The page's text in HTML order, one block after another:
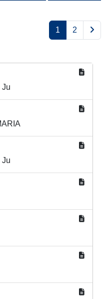
1 2
Ju
Ju